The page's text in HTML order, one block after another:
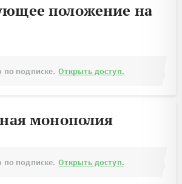
положение на
по подписке. Открыть доступ.
монополия
по подписке. Открыть доступ.